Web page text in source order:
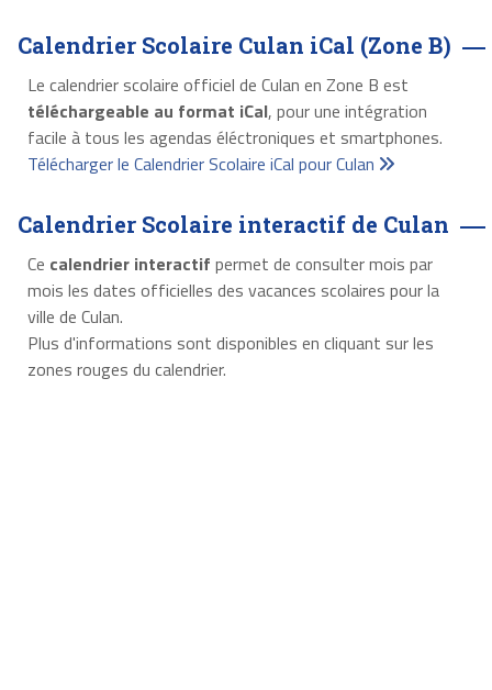
Calendrier Scolaire Culan iCal (Zone B)
Le calendrier scolaire officiel de Culan en Zone B est
téléchargeable au format iCal, pour une intégration
facile à tous les agendas éléctroniques et smartphones.
Télécharger le Calendrier Scolaire iCal pour Culan
Calendrier Scolaire interactif de Culan
Ce calendrier interactif permet de consulter mois par
mois les dates officielles des vacances scolaires pour la
ville de Culan.
Plus d'informations sont disponibles en cliquant sur les
zones rouges du calendrier.